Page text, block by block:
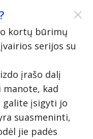
kortų būrimų
serijos su
įrašo dalį
manote, kad
galite įsigyti jo
suasmeninti,
jie padės